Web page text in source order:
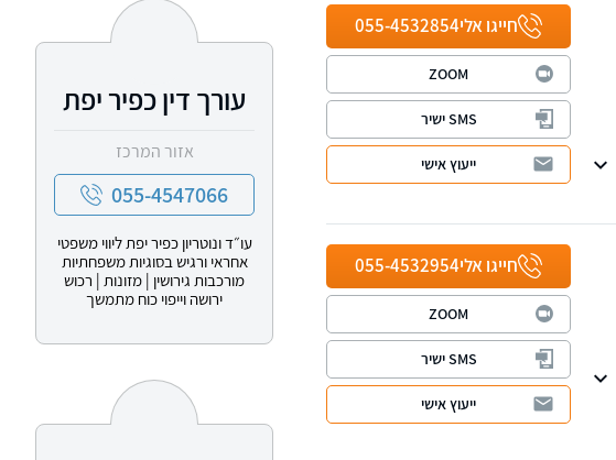
חייגו אלי055-4532854
ZOOM
SMS ישיר
ייעוץ אישי
חייגו אלי055-4532954
ZOOM
SMS ישיר
ייעוץ אישי
עורך דין כפיר יפת
אזור המרכז
055-4547066
עו״ד ונוטריון כפיר יפת ליווי משפטי
אחראי ורגיש בסוגיות משפחתיות
מורכבות גירושין | מזונות | רכוש
ירושה וייפוי כוח מתמשך